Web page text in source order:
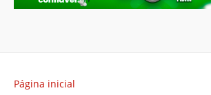
Página inicial